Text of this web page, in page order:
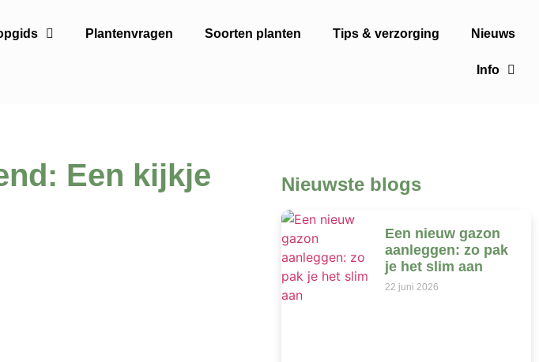
Plantenvragen Soorten planten Tips & verzorging Nieuws
Info
Een kijkje
Nieuwste blogs
Een nieuw gazon
aanleggen: zo pak
je het slim aan
22 juni 2026